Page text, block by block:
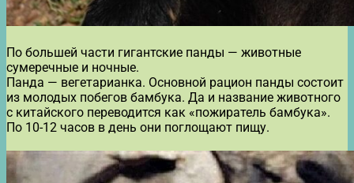
По большей части гигантские панды — животные
сумеречные и ночные.
Панда — вегетарианка. Основной рацион панды состоит
из молодых побегов бамбука. Да и название животного
с китайского переводится как «пожиратель бамбука».
По 10-12 часов в день они поглощают пищу.